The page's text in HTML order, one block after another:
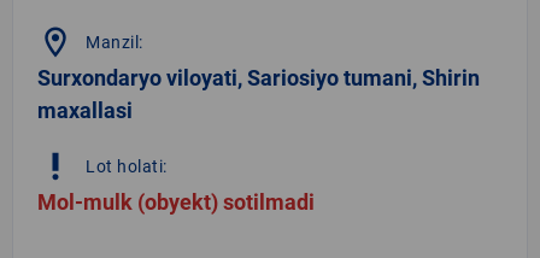
location_on Manzil:
Surxondaryo viloyati, Sariosiyo tumani, Shirin
maxallasi
priority_high Lot holati:
Mol-mulk (obyekt) sotilmadi